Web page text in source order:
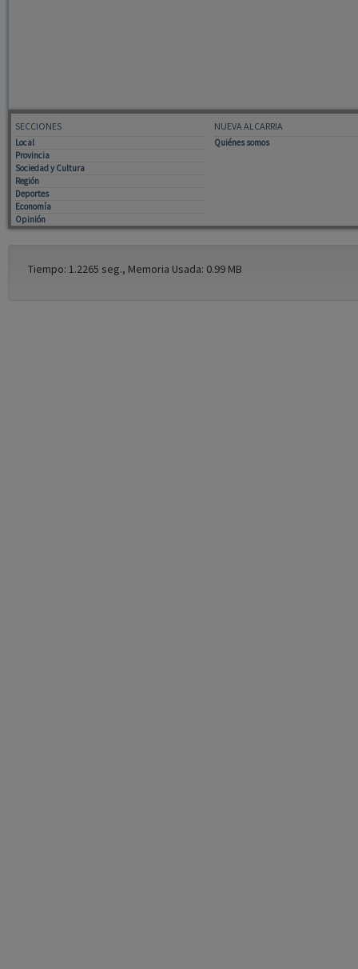
SECCIONES
Local
Provincia
Sociedad y Cultura
Región
Deportes
Economía
Opinión
NUEVA ALCARRIA
Quiénes somos
Tiempo: 1.2265 seg., Memoria Usada: 0.99 MB